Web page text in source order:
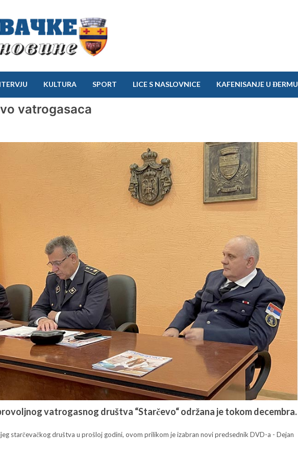
KULTURA SPORT LICE S NASLOVNICE KAFENISANJE U ĐERMU
vatrogasaca
vatrogasnog društva “Starčevo“ održana je tokom decembra.
starčevačkog društva u prošloj godini, ovom prilikom je izabran novi predsednik DVD-a - Dejan